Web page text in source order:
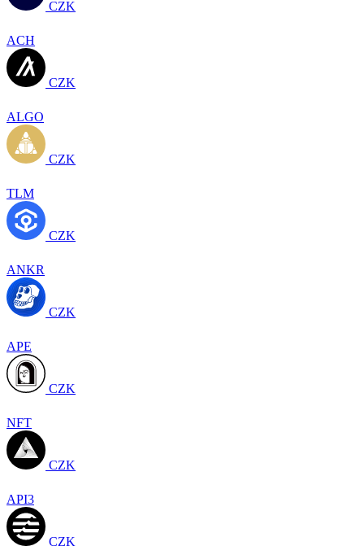
CZK
ACH
CZK
ALGO
CZK
TLM
CZK
ANKR
CZK
APE
CZK
NFT
CZK
API3
CZK